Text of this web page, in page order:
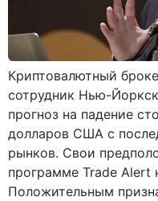
Криптовалютный
сотрудник Нью-
прогноз на падение
долларов США с
рынков. Свои
программе Trade Alert
Положительным